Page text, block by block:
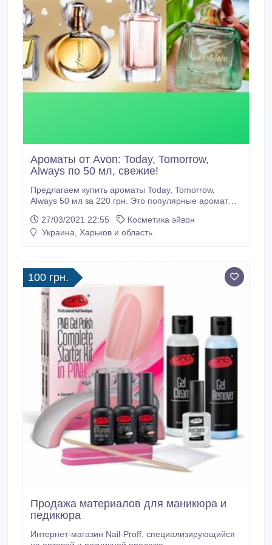
Ароматы от Avon: Today, Tomorrow,
Always по 50 мл, свежие!
Предлагаем купить ароматы Today, Tomorrow,
Always 50 мл за 220 грн. Это популярные ароматы
женщина Украины! Трилогия цветочных ароматов
Today, Tomorrow, Always посвящена самому
прекрасных и нежных цветов нероли.
27/03/2021 22:55
Косметика эйвон
Украина, Харьков и область
100 грн.
Продажа материалов для маникюра и
педикюра
Интернет-магазин Nail-Proff, специализирующийся